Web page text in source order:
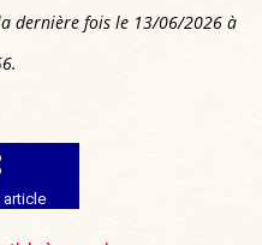
dernière fois le 13/06/2026 à
article